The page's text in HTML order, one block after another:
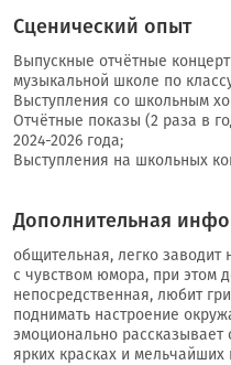
Сценический опыт
Выпускные отчётные
музыкальной школе по
Выступления со школьным
Отчётные показы (2 раза в
2024-2026 года;
Выступления на школьных
Дополнительная
общительная, легко заводит
с чувством юмора, при этом
непосредственная, любит
поднимать настроение
эмоционально
ярких красках и мельчайших